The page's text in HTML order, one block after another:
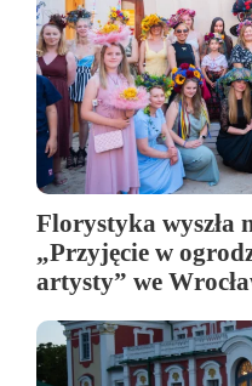
Florystyka wyszła
„Przyjęcie w
artysty” we